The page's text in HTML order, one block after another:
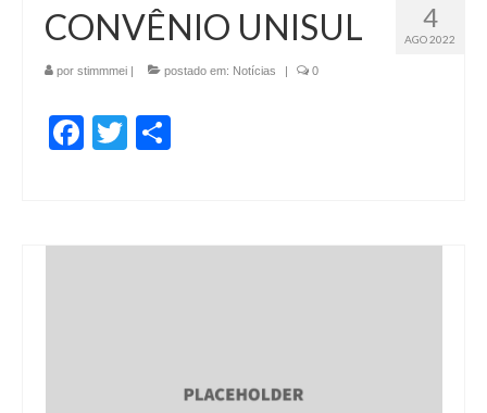
4
AGO 2022
CONVÊNIO UNISUL
por stimmmei postado em: Notícias 0
Facebook
Twitter